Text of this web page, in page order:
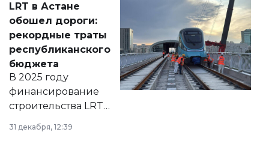
документ
появился в базе
нормативных
правовых актов и
на сайте маслихат
города.
LRT в Астане
обошел дороги:
рекордные траты
республиканского
бюджета
В 2025 году
финансирование
строительства LRT
в Астане из
республиканского
31 декабря, 12:39